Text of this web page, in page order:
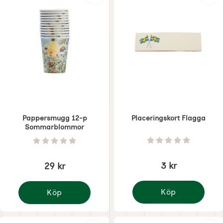
Pappersmugg 12-p
Sommarblommor
Art. nr 7971 Betyg: 0 Stjärnor av 5
29 kr
Köp
Pappersmugg 12-p Sommarblommor
Placeringskort Flagga
Art. nr 7975 Betyg: 0 Stjärnor
3 kr
Köp
Placeringskort Flagga